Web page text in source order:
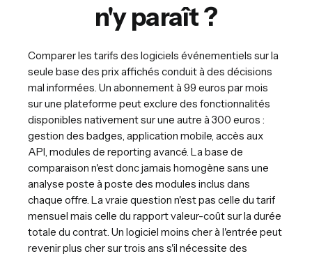
n'y paraît ?
Comparer les tarifs des logiciels événementiels sur la
seule base des prix affichés conduit à des décisions
mal informées. Un abonnement à 99 euros par mois
sur une plateforme peut exclure des fonctionnalités
disponibles nativement sur une autre à 300 euros :
gestion des badges, application mobile, accès aux
API, modules de reporting avancé. La base de
comparaison n'est donc jamais homogène sans une
analyse poste à poste des modules inclus dans
chaque offre. La vraie question n'est pas celle du tarif
mensuel mais celle du rapport valeur-coût sur la durée
totale du contrat. Un logiciel moins cher à l'entrée peut
revenir plus cher sur trois ans s'il nécessite des